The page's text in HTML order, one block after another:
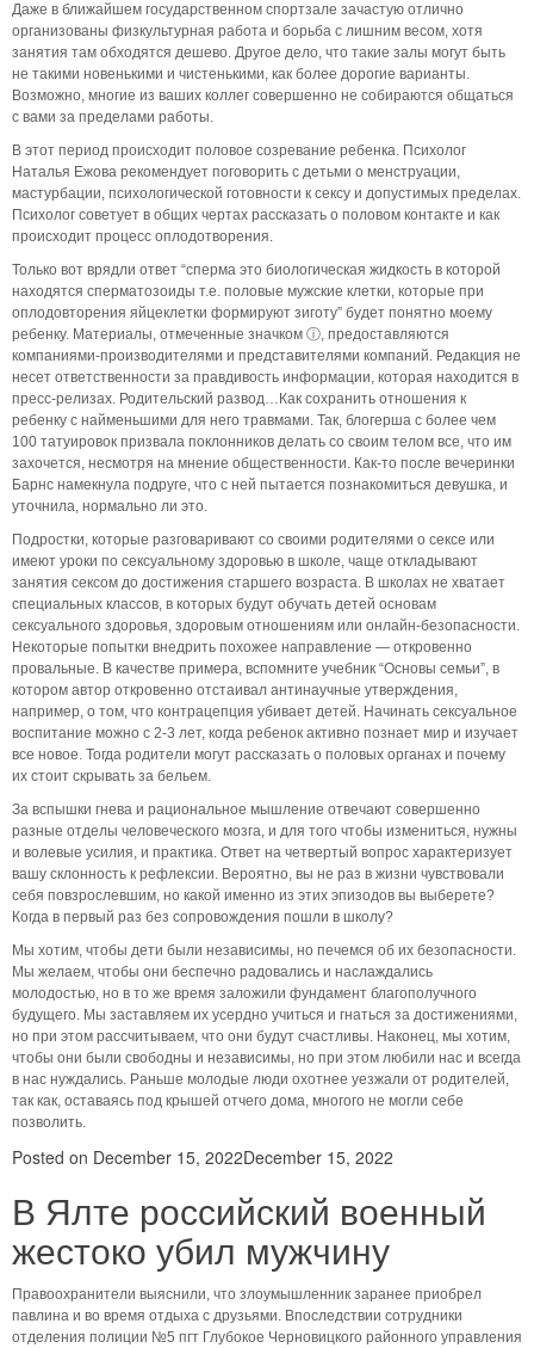
Даже в ближайшем государственном спортзале зачастую отлично
организованы физкультурная работа и борьба с лишним весом, хотя
занятия там обходятся дешево. Другое дело, что такие залы могут быть
не такими новенькими и чистенькими, как более дорогие варианты.
Возможно, многие из ваших коллег совершенно не собираются общаться
с вами за пределами работы.
В этот период происходит половое созревание ребенка. Психолог
Наталья Ежова рекомендует поговорить с детьми о менструации,
мастурбации, психологической готовности к сексу и допустимых пределах.
Психолог советует в общих чертах рассказать о половом контакте и как
происходит процесс оплодотворения.
Только вот врядли ответ “сперма это биологическая жидкость в которой
находятся сперматозоиды т.е. половые мужские клетки, которые при
оплодовторения яйцеклетки формируют зиготу” будет понятно моему
ребенку. Материалы, отмеченные значком ⓘ, предоставляются
компаниями-производителями и представителями компаний. Редакция не
несет ответственности за правдивость информации, которая находится в
пресс-релизах. Родительский развод…Как сохранить отношения к
ребенку с найменьшими для него травмами. Так, блогерша с более чем
100 татуировок призвала поклонников делать со своим телом все, что им
захочется, несмотря на мнение общественности. Как-то после вечеринки
Барнс намекнула подруге, что с ней пытается познакомиться девушка, и
уточнила, нормально ли это.
Подростки, которые разговаривают со своими родителями о сексе или
имеют уроки по сексуальному здоровью в школе, чаще откладывают
занятия сексом до достижения старшего возраста. В школах не хватает
специальных классов, в которых будут обучать детей основам
сексуального здоровья, здоровым отношениям или онлайн-безопасности.
Некоторые попытки внедрить похожее направление — откровенно
провальные. В качестве примера, вспомните учебник “Основы семьи”, в
котором автор откровенно отстаивал антинаучные утверждения,
например, о том, что контрацепция убивает детей. Начинать сексуальное
воспитание можно с 2-3 лет, когда ребенок активно познает мир и изучает
все новое. Тогда родители могут рассказать о половых органах и почему
их стоит скрывать за бельем.
За вспышки гнева и рациональное мышление отвечают совершенно
разные отделы человеческого мозга, и для того чтобы измениться, нужны
и волевые усилия, и практика. Ответ на четвертый вопрос характеризует
вашу склонность к рефлексии. Вероятно, вы не раз в жизни чувствовали
себя повзрослевшим, но какой именно из этих эпизодов вы выберете?
Когда в первый раз без сопровождения пошли в школу?
Мы хотим, чтобы дети были независимы, но печемся об их безопасности.
Мы желаем, чтобы они беспечно радовались и наслаждались
молодостью, но в то же время заложили фундамент благополучного
будущего. Мы заставляем их усердно учиться и гнаться за достижениями,
но при этом рассчитываем, что они будут счастливы. Наконец, мы хотим,
чтобы они были свободны и независимы, но при этом любили нас и всегда
в нас нуждались. Раньше молодые люди охотнее уезжали от родителей,
так как, оставаясь под крышей отчего дома, многого не могли себе
позволить.
Posted on December 15, 2022December 15, 2022
В Ялте российский военный
жестоко убил мужчину
Правоохранители выяснили, что злоумышленник заранее приобрел
павлина и во время отдыха с друзьями. Впоследствии сотрудники
отделения полиции №5 пгт Глубокое Черновицкого районного управления